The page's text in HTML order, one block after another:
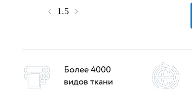
Более 4000
видов ткани